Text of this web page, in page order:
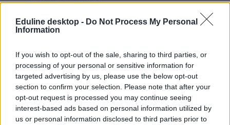
Eduline desktop - Do Not Process My Personal
Information
If you wish to opt-out of the sale, sharing to third parties, or
processing of your personal or sensitive information for
targeted advertising by us, please use the below opt-out
section to confirm your selection. Please note that after your
opt-out request is processed you may continue seeing
interest-based ads based on personal information utilized by
us or personal information disclosed to third parties prior to
Hana György: „Méltóságot, tekintélyt kell adni az
oktatásról szóló közbeszédnek”